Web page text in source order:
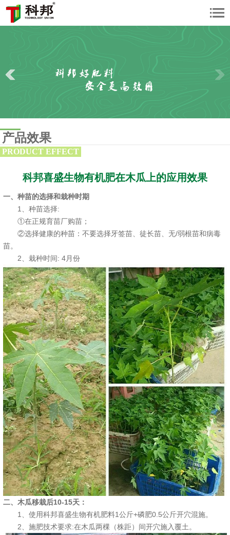
产品效果
PRODUCT EFFECT
科邦喜盛生物有机肥在木瓜上的应用效果
​一、种苗的选择和栽种时期
1、种苗选择:
①在正规育苗厂购苗；
②选择健康的种苗：不要选择牙签苗、徒长苗、无/弱根苗和病毒
苗。
2、栽种时间: 4月份
二、木瓜移栽后10-15天：
1、使用科邦喜盛生物有机肥料1公斤+磷肥0.5公斤开穴混施。
2、施肥技术要求:在木瓜两棵（株距）间开穴施入覆土。